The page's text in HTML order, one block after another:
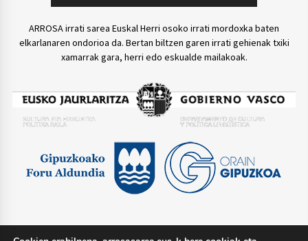
ARROSA irrati sarea Euskal Herri osoko irrati mordoxka baten
elkarlanaren ondorioa da. Bertan biltzen garen irrati gehienak txiki
xamarrak gara, herri edo eskualde mailakoak.